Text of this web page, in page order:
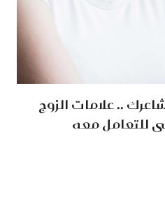
.. علامات الزوج
للتعامل معه